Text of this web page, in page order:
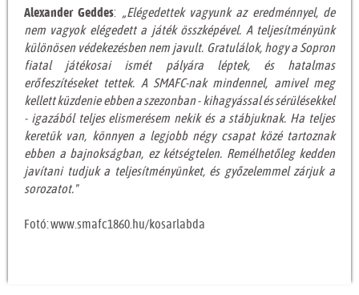
Alexander Geddes: „Elégedettek vagyunk az eredménnyel, de
nem vagyok elégedett a játék összképével. A teljesítményünk
különösen védekezésben nem javult. Gratulálok, hogy a Sopron
fiatal játékosai ismét pályára léptek, és hatalmas
erőfeszítéseket tettek. A SMAFC-nak mindennel, amivel meg
kellett küzdenie ebben a szezonban - kihagyással és sérülésekkel
- igazából teljes elismerésem nekik és a stábjuknak. Ha teljes
keretük van, könnyen a legjobb négy csapat közé tartoznak
ebben a bajnokságban, ez kétségtelen. Remélhetőleg kedden
javítani tudjuk a teljesítményünket, és győzelemmel zárjuk a
sorozatot."
Fotó: www.smafc1860.hu/kosarlabda